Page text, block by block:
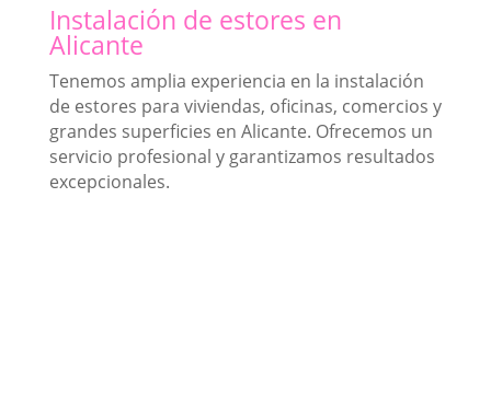
Instalación de estores en
Alicante
Tenemos amplia experiencia en la instalación
de estores para viviendas, oficinas, comercios y
grandes superficies en Alicante. Ofrecemos un
servicio profesional y garantizamos resultados
excepcionales.